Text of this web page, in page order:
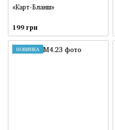
«Карт-Бланш»
199 грн
НОВИНКА